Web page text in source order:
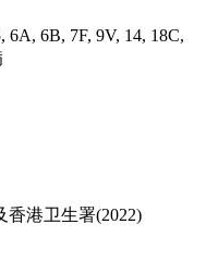
6B, 7F, 9V, 14, 18C,
香港卫生署(2022)